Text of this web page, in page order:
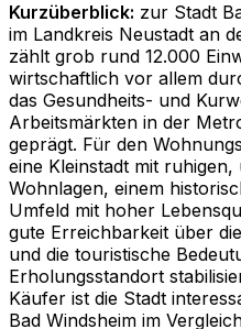
Kurzüberblick: zur Stadt
im Landkreis Neustadt an
zählt grob rund 12.000
wirtschaftlich vor allem
das Gesundheits- und
Arbeitsmärkten in der
geprägt. Für den
eine Kleinstadt mit
Wohnlagen, einem
Umfeld mit hoher
gute Erreichbarkeit über
und die touristische
Erholungsstandort
Käufer ist die Stadt
Bad Windsheim im